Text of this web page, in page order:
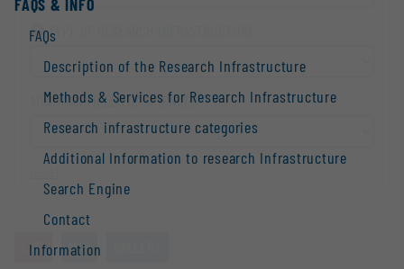
FAQS & INFO
FAQs
Description of the Research Infrastructure
Methods & Services for Research Infrastructure
Research infrastructure categories
Additional Information to research Infrastructure
Search Engine
Contact
Information
TYPE OF RESEARCH INFRA­STRUCTURE
AUSTRIAN FIELDS OF SCIENCES
LIST MAP